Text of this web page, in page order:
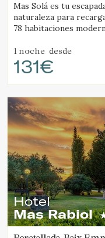
Mas Solá es tu
naturaleza para
78 habitaciones
1 noche desde
131€
Hotel
Mas Rabiol